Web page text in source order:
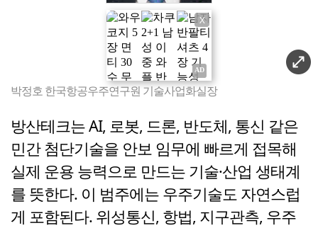
X
박정호 한국항공우주연구원 기술사업화실장
방산테크는 AI, 로봇, 드론, 반도체, 통신 같은
민간 첨단기술을 안보 임무에 빠르게 접목해
실제 운용 능력으로 만드는 기술·산업 생태계
를 뜻한다. 이 범주에는 우주기술도 자연스럽
게 포함된다. 위성통신, 항법, 지구관측, 우주